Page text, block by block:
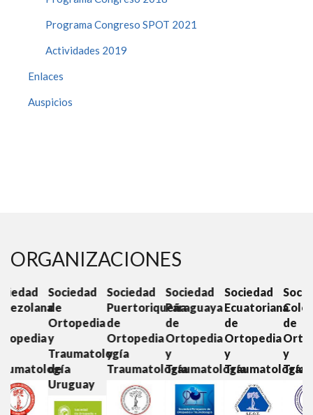
Programa Congreso SPOT 2021
Actividades 2019
Enlaces
Auspicios
ORGANIZACIONES
Sociedad
de
Ortopedia
y
Traumatología
de
Uruguay
Sociedad
Puertoriqueña
de
Ortopedia
y
Traumatología
Sociedad
Paraguaya
Ortopedia
y
Traumatología
Sociedad
Ecuatoriana
Ortopedia
Traumatología
Sociedad
Colombiana
Ortopedia